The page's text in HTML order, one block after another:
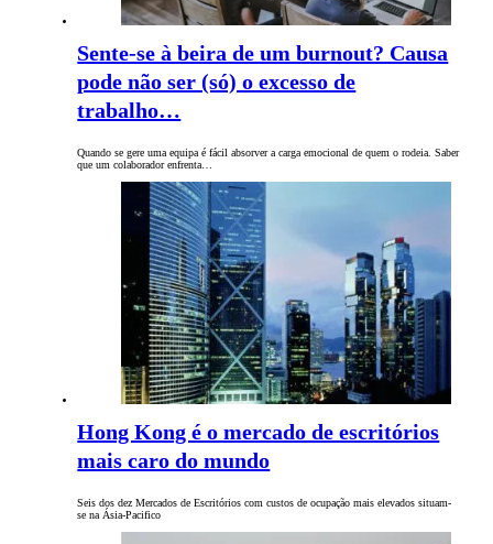
Sente-se à beira de um burnout? Causa
pode não ser (só) o excesso de
trabalho…
Quando se gere uma equipa é fácil absorver a carga emocional de quem o rodeia. Saber
que um colaborador enfrenta…
Hong Kong é o mercado de escritórios
mais caro do mundo
Seis dos dez Mercados de Escritórios com custos de ocupação mais elevados situam-
se na Ásia-Pacifico